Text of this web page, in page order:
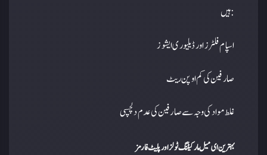
ہیں:
اسپام فلٹرز اور ڈیلیوری ایشوز
صارفین کی کم اوپن ریٹ
غلط مواد کی وجہ سے صارفین کی عدم دلچسپی
بہترین ای میل مارکیٹنگ ٹولز اور پلیٹ فارمز